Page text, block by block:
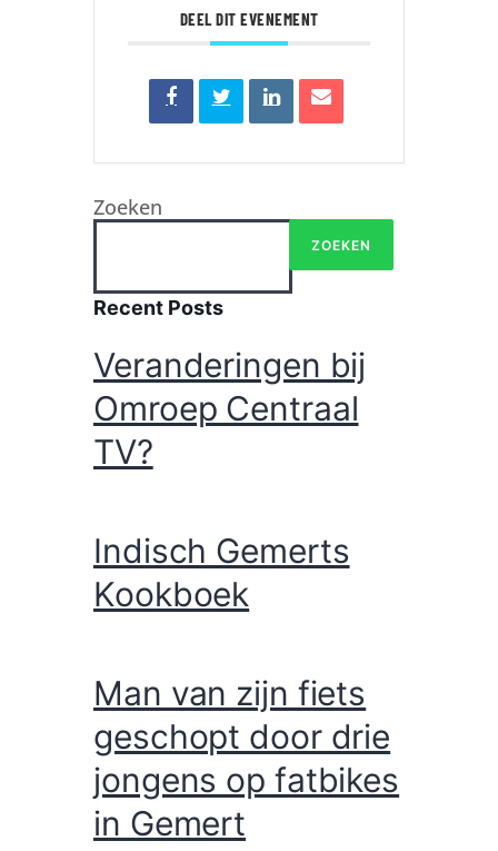
DEEL DIT EVENEMENT
Zoeken
ZOEKEN
Recent Posts
Veranderingen bij
Omroep Centraal
TV?
Indisch Gemerts
Kookboek
Man van zijn fiets
geschopt door drie
jongens op fatbikes
in Gemert